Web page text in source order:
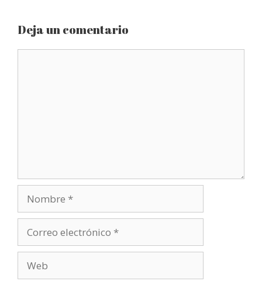
Deja un comentario
electrónico